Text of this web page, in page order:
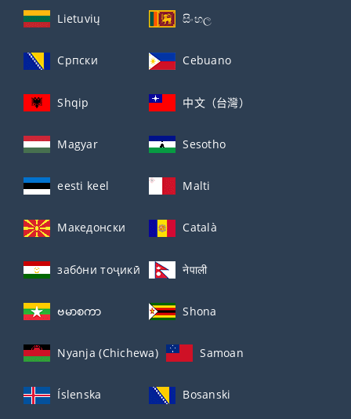
Lietuvių සිංහල
Српски Cebuano
Shqip 中文（台灣）
Magyar Sesotho
eesti keel Malti
Македонски Català
забо́ни тоҷикӣ́ नेपाली
ဗမာစကာ Shona
Nyanja (Chichewa) Samoan
Íslenska Bosanski